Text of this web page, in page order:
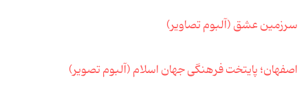
سرزمین عشق (آلبوم تصاویر)
اصفهان؛ پایتخت فرهنگی جهان اسلام (آلبوم تصویر)